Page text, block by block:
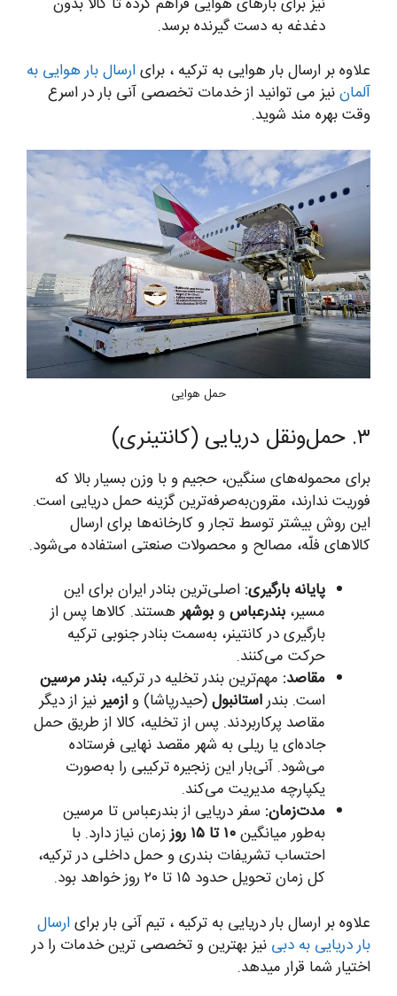
دغدغه به دست گیرنده برسد.
علاوه بر ارسال بار هوایی به ترکیه ، برایارسال بار هوایی به
آلماننیز می توانید از خدمات تخصصی آنی بار در اسرع
وقت بهره مند شوید.
حمل هوایی
۳. حمل‌ونقل دریایی (کانتینری)
برای محموله‌های سنگین، حجیم و با وزن بسیار بالا که
فوریت ندارند، مقرون‌به‌صرفه‌ترین گزینه حمل دریایی است.
این روش بیشتر توسط تجار و کارخانه‌ها برای ارسال
کالاهای فلّه، مصالح و محصولات صنعتی استفاده می‌شود.
پایانه بارگیری: اصلی‌ترین بنادر ایران برای این
مسیر، بندرعباسوبوشهرهستند. کالاها پس از
بارگیری در کانتینر، به‌سمت بنادر جنوبی ترکیه
حرکت می‌کنند.
مقاصد: مهم‌ترین بندر تخلیه در ترکیه، بندر مرسین
است. بندراستانبول(حیدرپاشا) وازمیرنیز از دیگر
مقاصد پرکاربردند. پس از تخلیه، کالا از طریق حمل
جاده‌ای یا ریلی به شهر مقصد نهایی فرستاده
می‌شود. آنی‌بار این زنجیره ترکیبی را به‌صورت
یکپارچه مدیریت می‌کند.
مدت‌زمان: سفر دریایی از بندرعباس تا مرسین
به‌طور میانگین۱۰ تا ۱۵ روز
زمان نیاز دارد. با
احتساب تشریفات بندری و حمل داخلی در ترکیه،
کل زمان تحویل حدود ۱۵ تا ۲۰ روز خواهد بود.
علاوه بر ارسال بار دریایی به ترکیه ، تیم آنی بار برایارسال
بار دریایی به دبی نیز بهترین و تخصصی ترین خدمات را در
اختیار شما قرار میدهد.